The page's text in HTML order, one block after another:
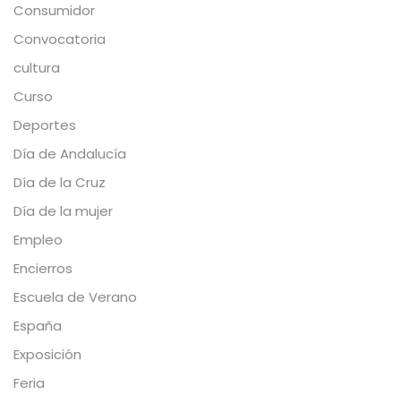
Consumidor
Convocatoria
cultura
Curso
Deportes
Día de Andalucía
Día de la Cruz
Día de la mujer
Empleo
Encierros
Escuela de Verano
España
Exposición
Feria